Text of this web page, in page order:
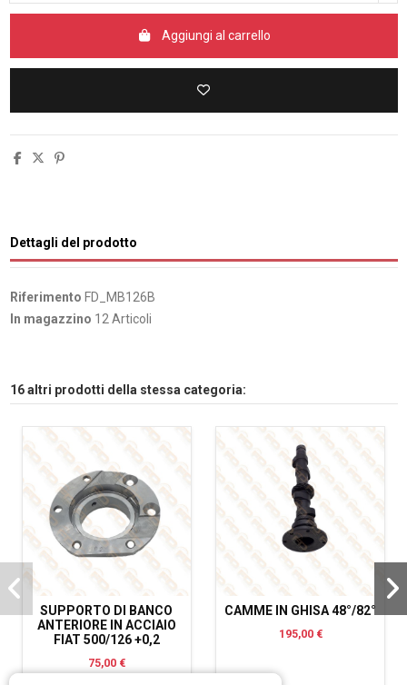
Aggiungi al carrello
Dettagli del prodotto
Riferimento FD_MB126B
In magazzino 12 Articoli
16 altri prodotti della stessa categoria:
SUPPORTO DI BANCO
ANTERIORE IN ACCIAIO
FIAT 500/126 +0,2
75,00 €
CAMME IN GHISA 48°/82°
195,00 €